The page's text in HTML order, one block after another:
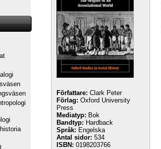
Författare: Clark Peter
Förlag: Oxford University
Press
Mediatyp: Bok
Bandtyp: Hardback
Språk: Engelska
Antal sidor: 534
ISBN: 0198203766